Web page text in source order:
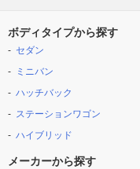
ボディタイプから探す
セダン
ミニバン
ハッチバック
ステーションワゴン
ハイブリッド
メーカーから探す